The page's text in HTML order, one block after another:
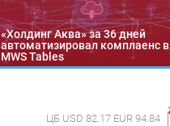
«Холдинг Аква» за 36 дней
автоматизировал комплаенс в
MWS Tables
ЦБ USD 82.17 EUR 94.84